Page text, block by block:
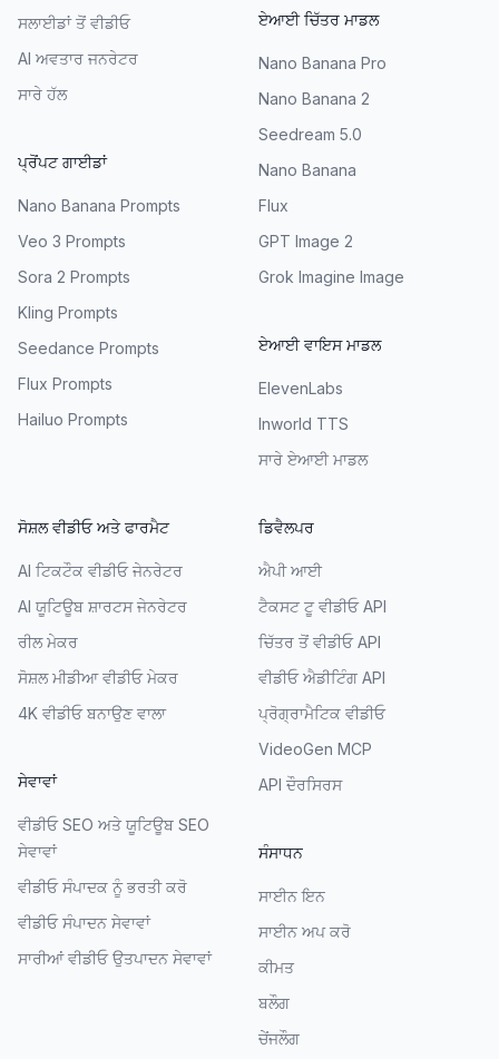
ਸਲਾਈਡਾਂ ਤੋਂ ਵੀਡੀਓ
AI ਅਵਤਾਰ ਜਨਰੇਟਰ
ਸਾਰੇ ਹੱਲ
ਪ੍ਰੋਂਪਟ ਗਾਈਡਾਂ
Nano Banana Prompts
Veo 3 Prompts
Sora 2 Prompts
Kling Prompts
Seedance Prompts
Flux Prompts
Hailuo Prompts
ਏਆਈ ਚਿੱਤਰ ਮਾਡਲ
Nano Banana Pro
Nano Banana 2
Seedream 5.0
Nano Banana
Flux
GPT Image 2
Grok Imagine Image
ਏਆਈ ਵਾਇਸ ਮਾਡਲ
ElevenLabs
Inworld TTS
ਸਾਰੇ ਏਆਈ ਮਾਡਲ
ਸੋਸ਼ਲ ਵੀਡੀਓ ਅਤੇ ਫਾਰਮੈਟ
AI ਟਿਕਟੌਕ ਵੀਡੀਓ ਜੇਨਰੇਟਰ
AI ਯੂਟਿਊਬ ਸ਼ਾਰਟਸ ਜੇਨਰੇਟਰ
ਰੀਲ ਮੇਕਰ
ਸੋਸ਼ਲ ਮੀਡੀਆ ਵੀਡੀਓ ਮੇਕਰ
4K ਵੀਡੀਓ ਬਨਾਉਣ ਵਾਲਾ
ਸੇਵਾਵਾਂ
ਵੀਡੀਓ SEO ਅਤੇ ਯੂਟਿਊਬ SEO
ਸੇਵਾਵਾਂ
ਵੀਡੀਓ ਸੰਪਾਦਕ ਨੂੰ ਭਰਤੀ ਕਰੋ
ਵੀਡੀਓ ਸੰਪਾਦਨ ਸੇਵਾਵਾਂ
ਸਾਰੀਆਂ ਵੀਡੀਓ ਉਤਪਾਦਨ ਸੇਵਾਵਾਂ
ਡਿਵੈਲਪਰ
ਐਪੀ ਆਈ
ਟੈਕਸਟ ਟੂ ਵੀਡੀਓ API
ਚਿੱਤਰ ਤੋਂ ਵੀਡੀਓ API
ਵੀਡੀਓ ਐਡੀਟਿੰਗ API
ਪ੍ਰੋਗ੍ਰਾਮੈਟਿਕ ਵੀਡੀਓ
VideoGen MCP
API ਦੌਰਸਿਰਸ
ਸੰਸਾਧਨ
ਸਾਈਨ ਇਨ
ਸਾਈਨ ਅਪ ਕਰੋ
ਕੀਮਤ
ਬਲੌਗ
ਚੇਂਜਲੌਗ